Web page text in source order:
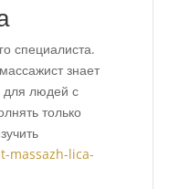
специалиста.
знает
для людей с
только
massazh-lica-